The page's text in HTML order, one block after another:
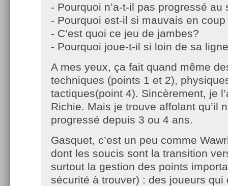
- Pourquoi n’a-t-il pas progressé au
- Pourquoi est-il si mauvais en
- C’est quoi ce jeu de jambes?
- Pourquoi joue-t-il si loin de sa
A mes yeux, ça fait quand même
techniques (points 1 et 2),
tactiques(point 4). Sincèrement, je
Richie. Mais je trouve affolant qu’il
progressé depuis 3 ou 4 ans.
Gasquet, c’est un peu comme
dont les soucis sont la transition
surtout la gestion des points
sécurité à trouver) : des joueurs qui